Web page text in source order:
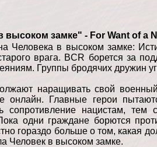
замке" - For Want of a
Человека в высоком замке:
врага. BCR борется за
Группы бродячих дружин
наращивать свой
онлайн. Главные герои
сопротивление нацистам,
одни граждане борются
гораздо больше о том, какая
Человек в высоком замке.